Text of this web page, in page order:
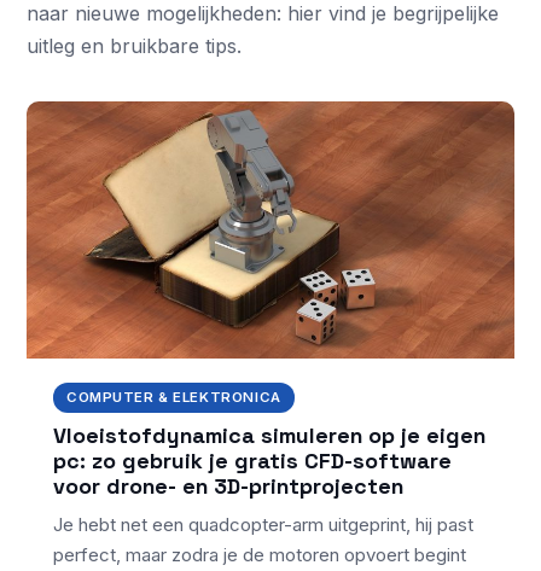
naar nieuwe mogelijkheden: hier vind je begrijpelijke
uitleg en bruikbare tips.
COMPUTER & ELEKTRONICA
Vloeistofdynamica simuleren op je eigen
pc: zo gebruik je gratis CFD-software
voor drone- en 3D-printprojecten
Je hebt net een quadcopter-arm uitgeprint, hij past
perfect, maar zodra je de motoren opvoert begint